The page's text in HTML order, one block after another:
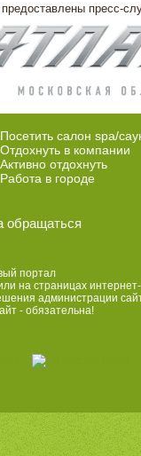
пресс-
Посетить салон spa/
Отдохнуть в компании
Активно отдохнуть
Работа в городе
обращаться
портал
на страницах интернет-
администрации
- обязательна!